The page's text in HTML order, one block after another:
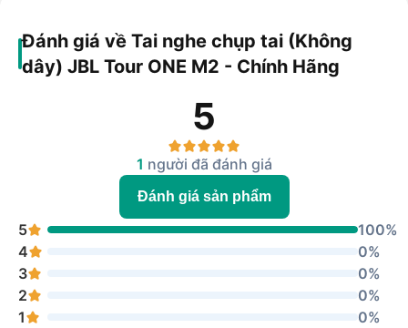
Đánh giá về Tai nghe chụp tai (Không
dây) JBL Tour ONE M2 - Chính Hãng
5
1 người đã đánh giá
Đánh giá sản phẩm
5
100%
4
0%
3
0%
2
0%
1
0%